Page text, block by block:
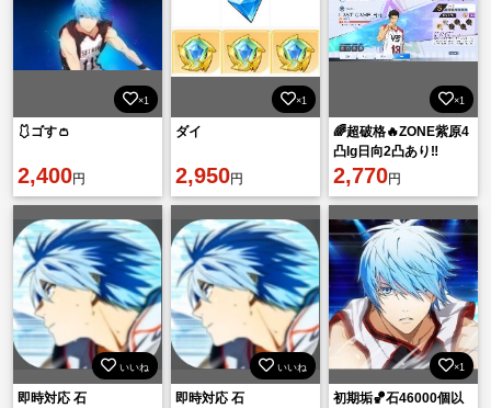
×1
🩱ゴす👛
2,400円
×1
ダイ
2,950円
×1
🌈超破格🔥ZONE紫原4
凸lg日向2凸あり‼️
2,770円
いいね
即時対応 石
いいね
即時対応 石
×1
初期垢🏀石46000個以